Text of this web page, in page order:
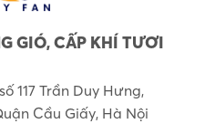
GIÓ, CẤP KHÍ TƯƠI
117 Trần Duy Hưng,
Cầu Giấy, Hà Nội